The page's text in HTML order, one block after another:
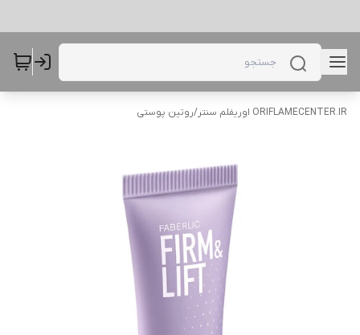
ORIFLAMECENTER.IR اوریفلم سنتر /روتین پوستی